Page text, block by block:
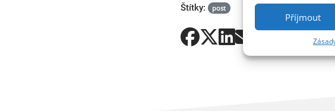
Příjmout
Štítky: post